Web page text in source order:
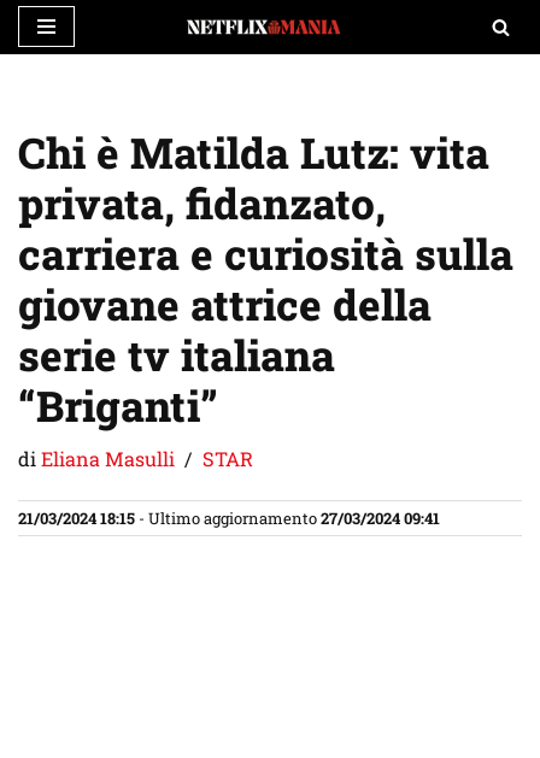
contenuto
Chi è Matilda Lutz: vita
privata, fidanzato,
carriera e curiosità sulla
giovane attrice della
serie tv italiana
“Briganti”
di Eliana Masulli STAR
21/03/2024 18:15 - Ultimo aggiornamento27/03/2024 09:41